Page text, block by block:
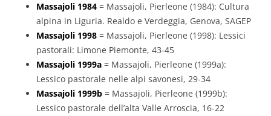
Massajoli 1984 = Massajoli, Pierleone (1984): Cultura
alpina in Liguria. Realdo e Verdeggia, Genova, SAGEP
Massajoli 1998 = Massajoli, Pierleone (1998): Lessici
pastorali: Limone Piemonte, 43-45
Massajoli 1999a = Massajoli, Pierleone (1999a):
Lessico pastorale nelle alpi savonesi, 29-34
Massajoli 1999b = Massajoli, Pierleone (1999b):
Lessico pastorale dell’alta Valle Arroscia, 16-22